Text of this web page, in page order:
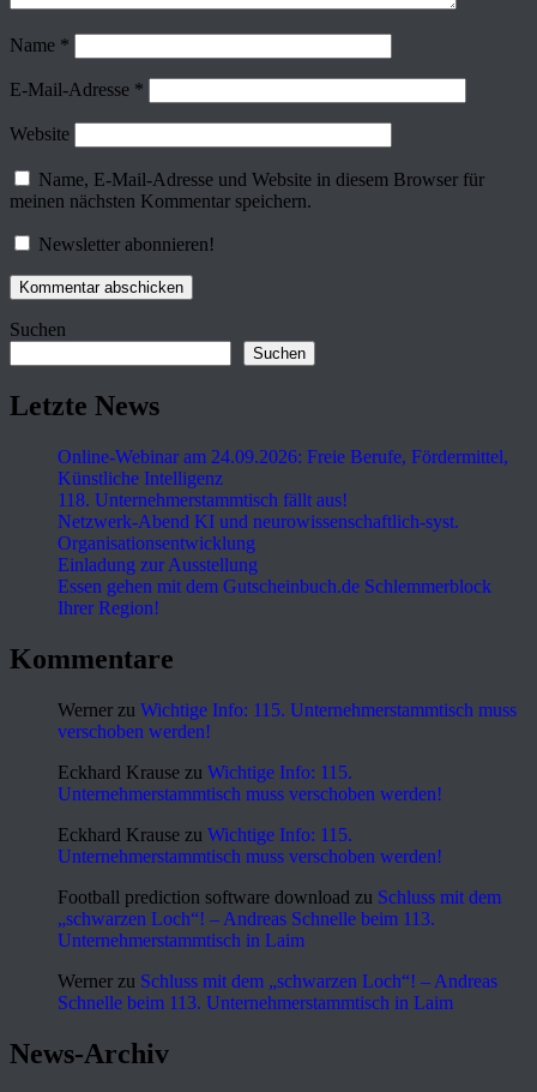
Name *
E-Mail-Adresse *
Website
Name, E-Mail-Adresse und Website in diesem Browser für
meinen nächsten Kommentar speichern.
Newsletter abonnieren!
Suchen
Suchen
Letzte News
Online-Webinar am 24.09.2026: Freie Berufe, Fördermittel,
Künstliche Intelligenz
118. Unternehmerstammtisch fällt aus!
Netzwerk-Abend KI und neurowissenschaftlich-syst.
Organisationsentwicklung
Einladung zur Ausstellung
Essen gehen mit dem Gutscheinbuch.de Schlemmerblock
Ihrer Region!
Kommentare
Werner zu Wichtige Info: 115. Unternehmerstammtisch muss
verschoben werden!
Eckhard Krause zu Wichtige Info: 115.
Unternehmerstammtisch muss verschoben werden!
Eckhard Krause zu Wichtige Info: 115.
Unternehmerstammtisch muss verschoben werden!
Football prediction software download zu Schluss mit dem
„schwarzen Loch“! – Andreas Schnelle beim 113.
Unternehmerstammtisch in Laim
Werner zu Schluss mit dem „schwarzen Loch“! – Andreas
Schnelle beim 113. Unternehmerstammtisch in Laim
News-Archiv